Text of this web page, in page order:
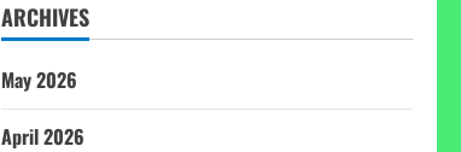
ARCHIVES
May 2026
April 2026